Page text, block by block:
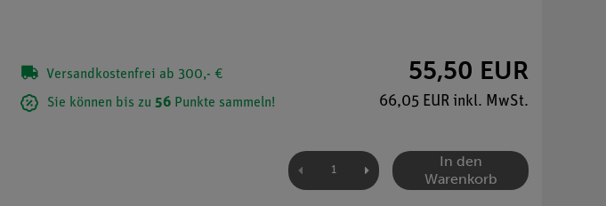
Versandkostenfrei ab 300,- €
Sie können bis zu 56 Punkte sammeln!
55,50 EUR
66,05 EUR inkl. MwSt.
In den
Warenkorb